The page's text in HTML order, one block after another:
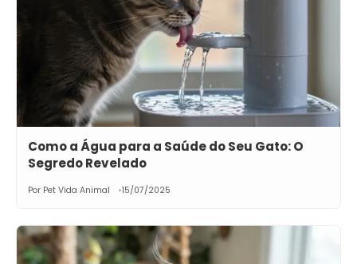
Como a Água para a Saúde do Seu Gato: O
Segredo Revelado
Por Pet Vida Animal 15/07/2025